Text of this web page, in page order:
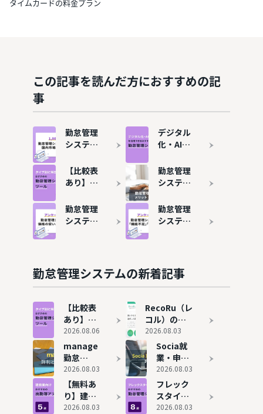
タイムカードの料金プラン
この記事を読んだ方におすすめの記
事
勤怠管理
システム
ア・市場
規模は？
ツール7
選も紹介
デジタル
化・AI導
（旧IT導
入補助
怠管理シ
ステムを
導入する
【比較表
あり】勤
ステムお
すすめ15
勤怠管理
システム
リット・
デメリッ
勤怠管理
システム
が安いお
すすめ6
サービス
も紹介
勤怠管理
システム
る？主な
理由は
「機能不
足」と
「働き方
の変化」
勤怠管理システムの新着記事
【比較表
あり】勤
怠管理シ
ステムお
すすめ15
選！タイ
プ別に解
説
2026.08.06
RecoRu（レ
コル）の評
判と実態！
75個の勤怠
管理システ
ムを使って
わかった本
当のおすす
2026.08.03
manage
勤怠
（旧：
Manage
OZO3 勤
怠）の評
2026.08.03
Socia就
業・申請
システム
の内容と
評判！ど
んな企業
2026.08.03
【無料あ
り】建設
業向け出
2026.08.03
フレック
スタイム
対応の勤
2026.08.03